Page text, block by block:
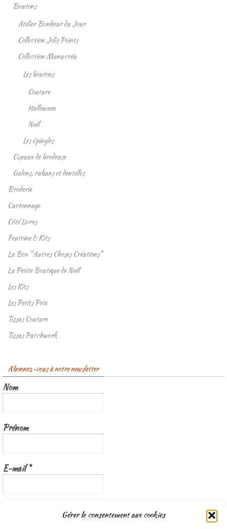
Gérer le consentement aux cookies
Boutons
Atelier Bonheur du Jour
Collection Jolis Points
Collection Manucréa
Les boutons
Couture
Halloween
Noël
Les épingles
Ciseaux de brodeuse
Galons, rubans et dentelles
Broderie
Cartonnage
Côté Livres
Feutrine & Kits
La Box "Autres Choses Créations"
La Petite Boutique de Noël
Les Kits
Les Petits Prix
Tissus Couture
Tissus Patchwork
Abonnez-vous à notre newsletter
Nom
Prénom
E-mail*
Nous gardons vos données privées et ne les partageons qu’avec les
tierces parties qui rendent ce service possible.Lisez notre politique de